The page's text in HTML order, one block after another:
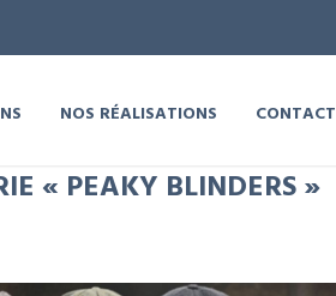
NOS RÉALISATIONS CONTACT
« PEAKY BLINDERS »